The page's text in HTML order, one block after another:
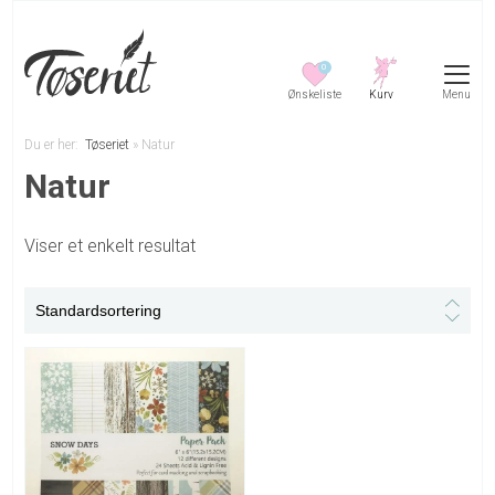
0
Menu
Du er her:Tøseriet » Natur
Natur
Viser et enkelt resultat